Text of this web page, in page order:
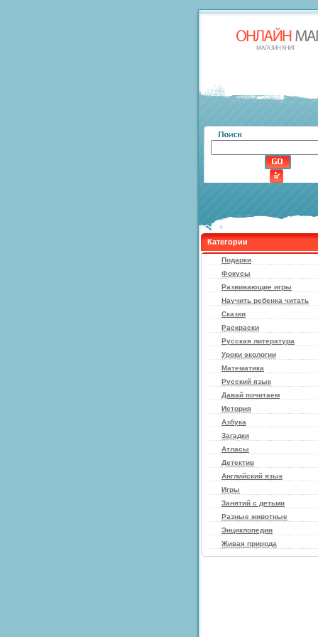
Категории
Подарки
Фокусы
Развивающие игры
Научить ребенка читать
Сказки
Раскраски
Русская литература
Уроки экологии
Математика
Русский язык
Давай почитаем
История
Азбука
Загадки
Атласы
Детектив
Английский язык
Игры
Занятий с детьми
Разные животные
Энциклопедии
Живая природа